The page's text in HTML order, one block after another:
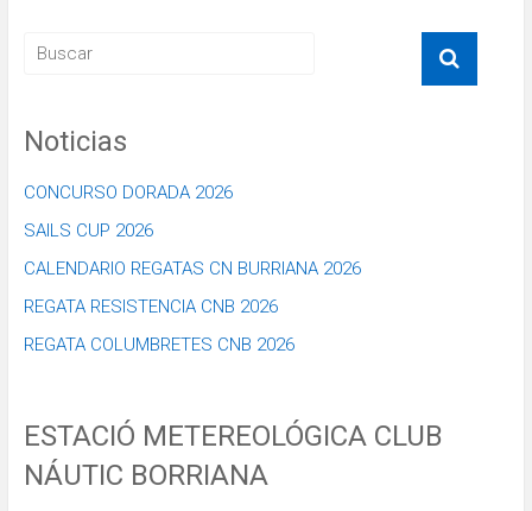
Noticias
CONCURSO DORADA 2026
SAILS CUP 2026
CALENDARIO REGATAS CN BURRIANA 2026
REGATA RESISTENCIA CNB 2026
REGATA COLUMBRETES CNB 2026
ESTACIÓ METEREOLÓGICA CLUB
NÁUTIC BORRIANA